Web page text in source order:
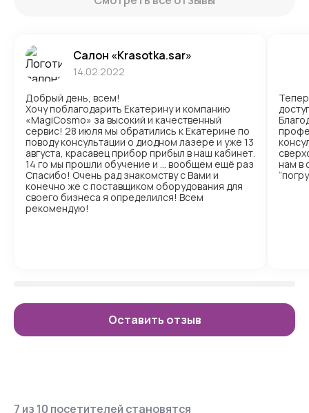
Салон «Krasotka.sar»
14.02.2022
Добрый день, всем!
Хочу поблагодарить Екатерину и компанию
«MagiCosmo» за высокий и качественный
сервис! 28 июля мы обратились к Екатерине по
поводу консультации о диодном лазере и уже 13
августа, красавец прибор прибыл в наш кабинет.
14 го мы прошли обучение и … вообщем ещё раз
Спасибо! Очень рад знакомству с Вами и
конечно же с поставщиком оборудования для
своего бизнеса я определился! Всем
рекомендую!
нам в
Оставить отзыв
7 из 10 посетителей становятся